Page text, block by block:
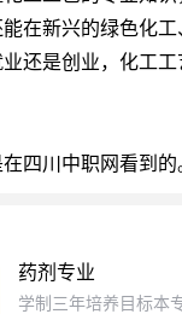
在新兴的绿色化
还是创业，化工
四川中职网看到的
药剂专业
学制三年培养目标本